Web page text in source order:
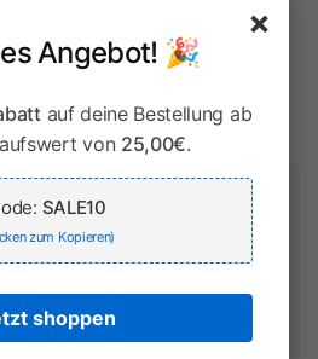
werden sicher verarbeitet. Wir
und haben keinen Zugriff
×
Angebot! 🎉
auf deine Bestellung ab
von 25,00€.
SALE10
zum Kopieren)
shoppen